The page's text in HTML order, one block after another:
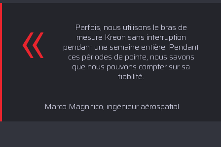
Parfois, nous utilisons le bras de
mesure Kreon sans interruption
pendant une semaine entière. Pendant
ces périodes de pointe, nous savons
que nous pouvons compter sur sa
fiabilité.
Marco Magnifico, ingénieur aérospatial